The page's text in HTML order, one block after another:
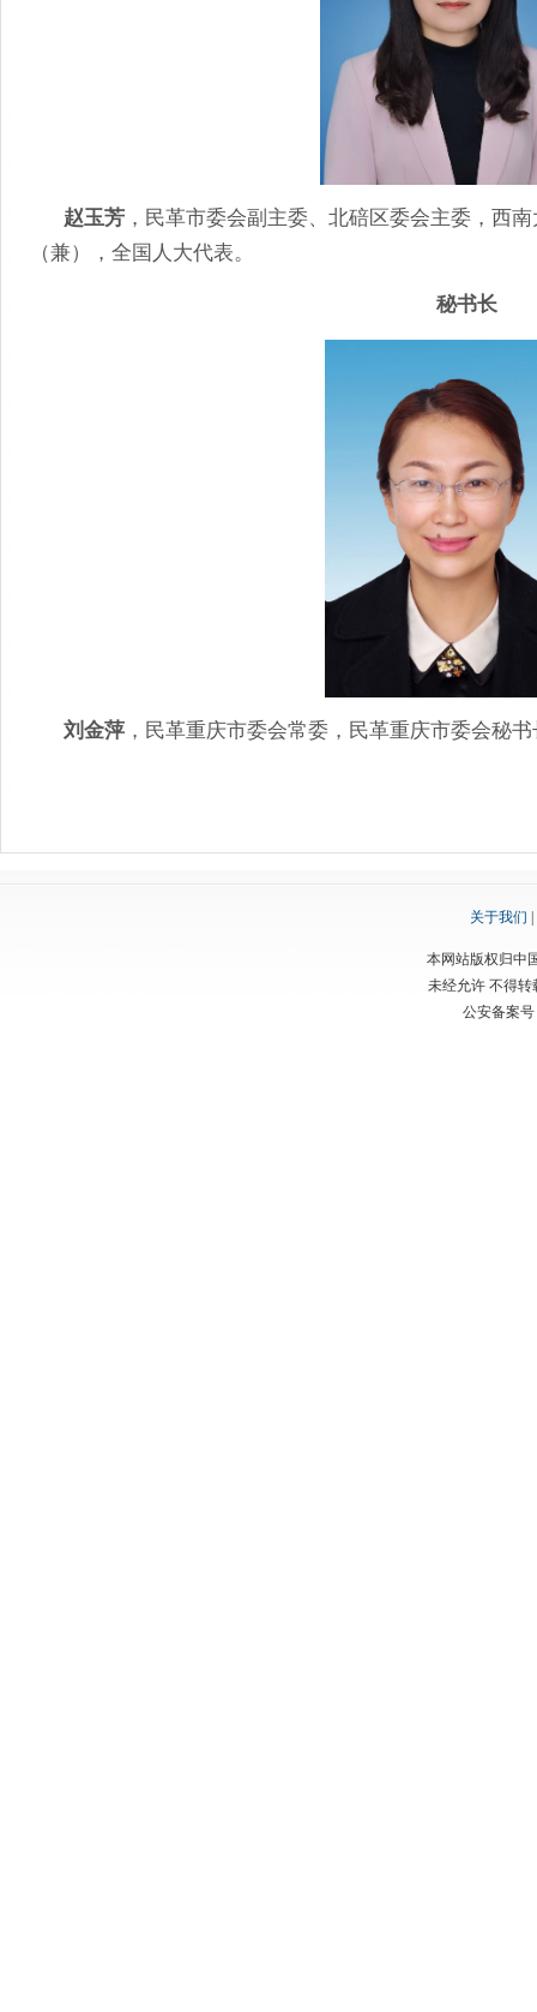
赵玉芳 ，民革市委会副主委、北碚区委会主委，西
（兼），全国人大代表。
秘书长
刘金萍 ，民革重庆市委会常委，民革重庆市委会秘
关于我们
本网站版权归中
未经允许 不得
公安备案号